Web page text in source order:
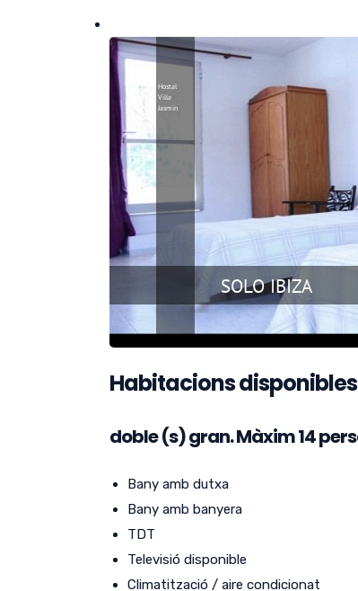
Habitacions
doble (s) gran.Màxim 14
Bany amb dutxa
Bany amb banyera
TDT
Televisió disponible
Climatització / aire condicionat